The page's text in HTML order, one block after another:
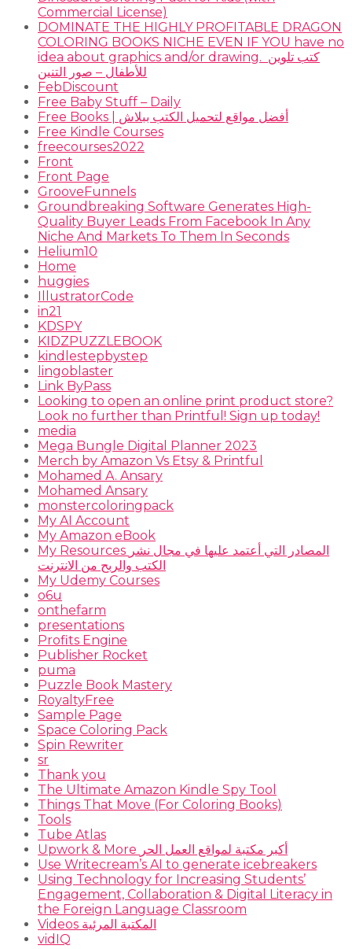
Commercial License)
DOMINATE THE HIGHLY PROFITABLE DRAGON
COLORING BOOKS NICHE EVEN IF YOU have no
idea about graphics and/or drawing. ​ كتب تلوين
للأطفال – صور التنين
FebDiscount
Free Baby Stuff – Daily
Free Books | أفضل مواقع لتحميل الكتب ببلاش
Free Kindle Courses
freecourses2022
Front
Front Page
GrooveFunnels
Groundbreaking Software Generates High-
Quality Buyer Leads From Facebook In Any
Niche And Markets To Them In Seconds
Helium10
Home
huggies
IllustratorCode
in21
KDSPY
KIDZPUZZLEBOOK
kindlestepbystep
lingoblaster
Link ByPass
Looking to open an online print product store?
Look no further than Printful! Sign up today!
media
Mega Bungle Digital Planner 2023
Merch by Amazon Vs Etsy & Printful
Mohamed A. Ansary
Mohamed Ansary
monstercoloringpack
My AI Account
My Amazon eBook
My Resources المصادر التي أعتمد عليها في مجال نشر
الكتب والربح من الانترنت
My Udemy Courses
o6u
onthefarm
presentations
Profits Engine
Publisher Rocket
puma
Puzzle Book Mastery
RoyaltyFree
Sample Page
Space Coloring Pack
Spin Rewriter
sr
Thank you
The Ultimate Amazon Kindle Spy Tool
Things That Move (For Coloring Books)
Tools
Tube Atlas
Upwork & More أكبر مكتبة لمواقع العمل الحر
Use Writecream’s AI to generate icebreakers
Using Technology for Increasing Students’
Engagement, Collaboration & Digital Literacy in
the Foreign Language Classroom
Videos المكتبة المرئية
vidIQ